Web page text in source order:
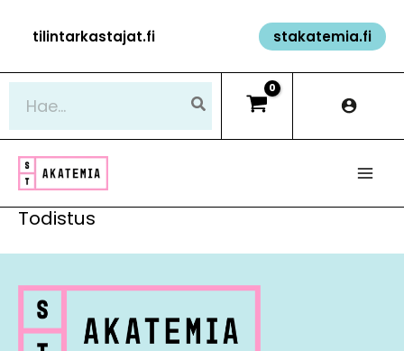
sisältöön
tilintarkastajat.fi stakatemia.fi
Todistus